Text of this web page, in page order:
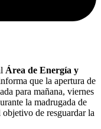
Área de Energía y
que la apertura de
para mañana, viernes
la madrugada de
de resguardar la